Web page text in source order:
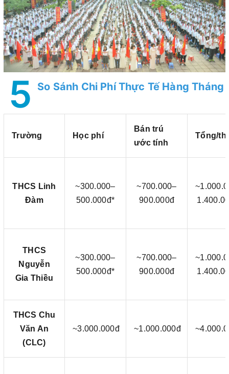
5 So Sánh Chi Phí Thực Tế Hàng Tháng
Trường Học phí
Bán trú
ước tính
Tổng/
THCS Linh
Đàm
~300.000–
500.000đ*
~700.000–
900.000đ
THCS
Nguyễn
Gia Thiều
~300.000–
500.000đ*
~700.000–
900.000đ
THCS Chu
Văn An
(CLC)
~3.000.000đ ~1.000.000đ